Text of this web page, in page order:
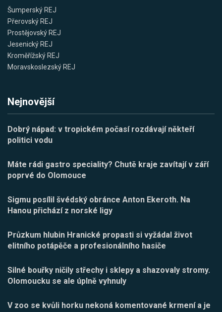
Šumperský REJ
Přerovský REJ
Prostějovský REJ
Jesenický REJ
Kroměřížský REJ
Moravskoslezský REJ
Nejnovější
Dobrý nápad: v tropickém počasí rozdávají někteří
politici vodu
Máte rádi gastro speciality? Chutě kraje zavítají v září
poprvé do Olomouce
Sigmu posílil švédský obránce Anton Ekeroth. Na
Hanou přichází z norské ligy
Průzkum hlubin Hranické propasti si vyžádal život
elitního potápěče a profesionálního hasiče
Silné bouřky ničily střechy i sklepy a shazovaly stromy.
Olomoucku se ale úplně vyhnuly
V zoo se kvůli horku nekoná komentované krmení a je